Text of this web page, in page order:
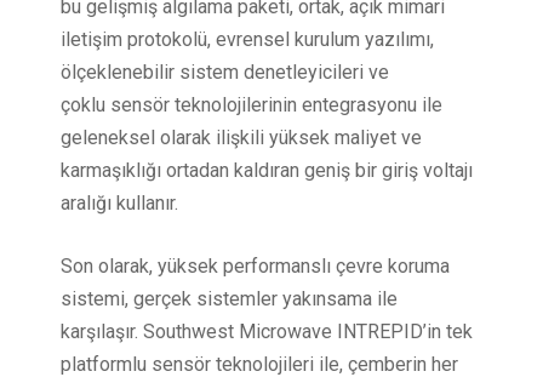
bu gelişmiş algılama paketi, ortak, açık mimari
iletişim protokolü, evrensel kurulum yazılımı,
ölçeklenebilir sistem denetleyicileri ve
çoklu sensör teknolojilerinin entegrasyonu ile
geleneksel olarak ilişkili yüksek maliyet ve
karmaşıklığı ortadan kaldıran geniş bir giriş voltajı
aralığı kullanır.
Son olarak, yüksek performanslı çevre koruma
sistemi, gerçek sistemler yakınsama ile
karşılaşır. Southwest Microwave INTREPID’in tek
platformlu sensör teknolojileri ile, çemberin her